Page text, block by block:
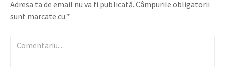
Adresa ta de email nu va fi publicată. Câmpurile obligatorii
sunt marcate cu *